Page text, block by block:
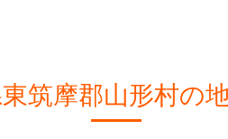
筑摩郡山形村の